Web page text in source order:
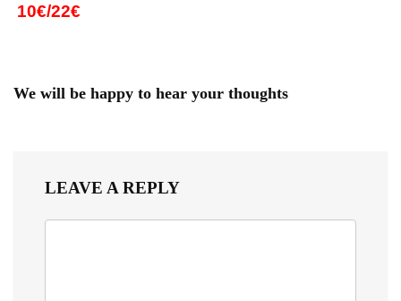
10€/22€
We will be happy to hear your thoughts
LEAVE A REPLY